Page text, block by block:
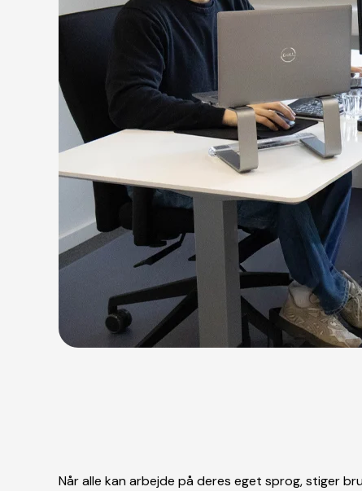
Når alle kan arbejde på deres eget sprog, stiger